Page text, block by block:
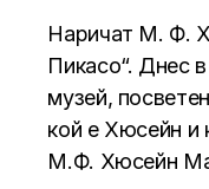
Наричат М. Ф.
Пикасо“. Днес
музей,
кой е Хюсейн и
М.Ф. Хюсейн